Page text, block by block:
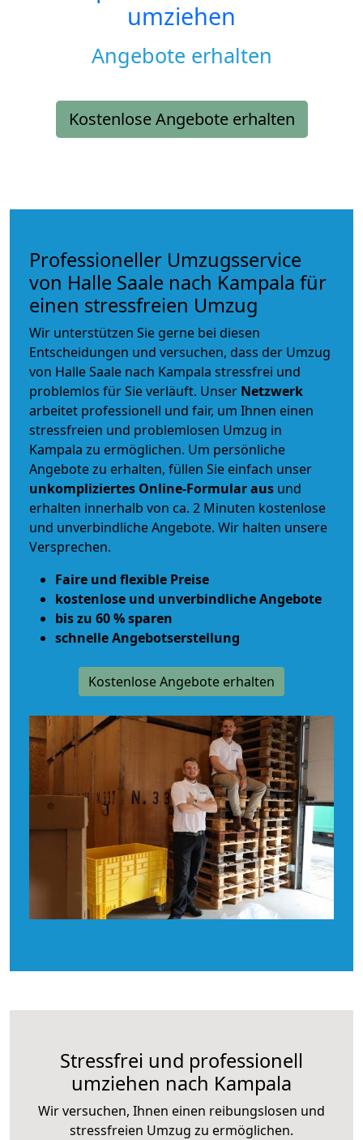
umziehen
Angebote erhalten
Kostenlose Angebote erhalten
Professioneller Umzugsservice
von Halle Saale nach Kampala für
einen stressfreien Umzug
Wir unterstützen Sie gerne bei diesen
Entscheidungen und versuchen, dass der Umzug
von Halle Saale nach Kampala stressfrei und
problemlos für Sie verläuft. Unser Netzwerk
arbeitet professionell und fair, um Ihnen einen
stressfreien und problemlosen Umzug in
Kampala zu ermöglichen. Um persönliche
Angebote zu erhalten, füllen Sie einfach unser
unkompliziertes Online-Formular aus und
erhalten innerhalb von ca. 2 Minuten kostenlose
und unverbindliche Angebote. Wir halten unsere
Versprechen.
Faire und flexible Preise
kostenlose und unverbindliche Angebote
bis zu 60 % sparen
schnelle Angebotserstellung
Kostenlose Angebote erhalten
Stressfrei und professionell
umziehen nach Kampala
Wir versuchen, Ihnen einen reibungslosen und
stressfreien Umzug zu ermöglichen.